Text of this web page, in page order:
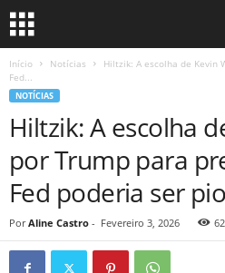
Início Notícias
Hiltzik: A escolha de Kevin
Fed...
NOTÍCIAS
Hiltzik: A escolha
por Trump para
Fed poderia ser
Por Aline Castro - Fevereiro 3, 2026 62